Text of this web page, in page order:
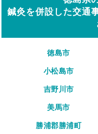
鍼灸を併設した交通
徳島市
小松島市
吉野川市
美馬市
勝浦郡勝浦町